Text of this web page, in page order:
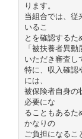
ります。
当組合では、従
いるこ
とを確認するた
「被扶養者異
いただき審査し
特に、収入確認
には、
被保険者自身の
必要にな
ることもあるた
かなりの
ご負担になるこ